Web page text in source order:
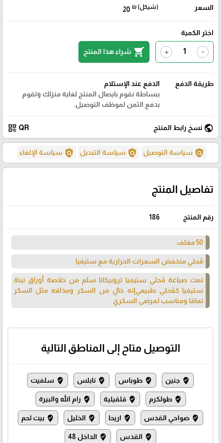
السعر 20 ₪ (شيكل)
اختر الكمية
-
+
shopping_cart شراء هذا المنتج
طريقة الدفع
الدفع عند الإستلام
ببساطة نقوم بايصال المنتج لغاية منزلك وتقوم
بدفع الثمن لموظف التوصيل.
public نسخ رابط المنتج QR
qr_code
policy سياسة التوصيل policy سياسة التبديل policy سياسة الإلغاء
تفاصيل المنتج
رقم المنتج 186
50 مغلف
‎تمت صياغة مُحلي ستيفيا تروبيكانا سلم من خلاصة أوراق نبتة
ستيفيا كمُحلي طبيعي إنه خالٍ من السكر ومذاقه مثل السكر
تمامًا ومناسب لمرضى السكري
التوصيل متاح إلى المناطق التالية
where_to_vote جنين where_to_vote طوباس where_to_vote نابلس where_to_vote سلفيت
where_to_vote طولكرم where_to_vote قلقيلية where_to_vote رام الله والبيرة
where_to_vote ضواحي القدس where_to_vote اريحا where_to_vote الخليل where_to_vote بيت لحم
where_to_vote القدس where_to_vote الداخل 48